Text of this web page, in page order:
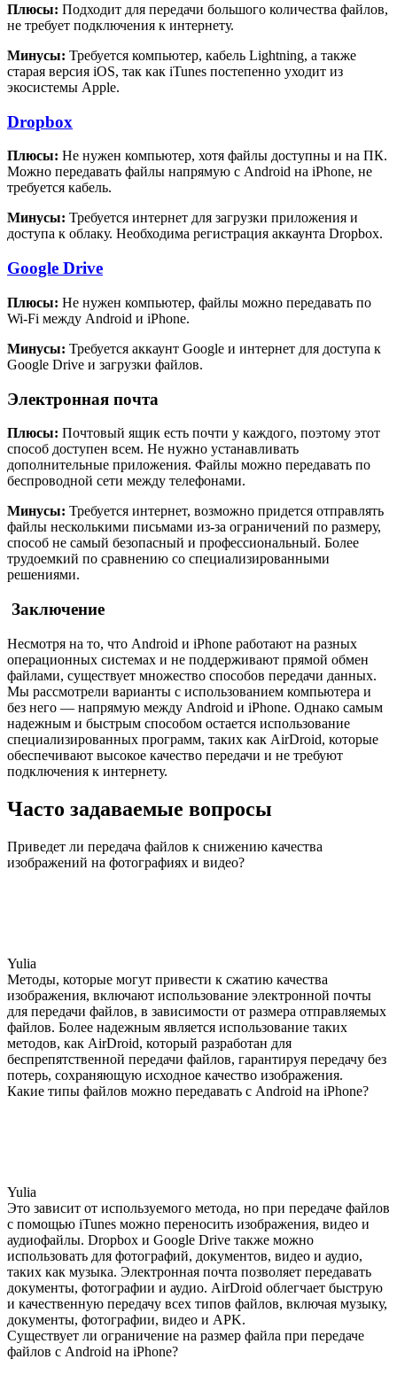
Плюсы: Подходит для передачи большого количества файлов,
не требует подключения к интернету.
Минусы: Требуется компьютер, кабель Lightning, а также
старая версия iOS, так как iTunes постепенно уходит из
экосистемы Apple.
Dropbox
Плюсы: Не нужен компьютер, хотя файлы доступны и на ПК.
Можно передавать файлы напрямую с Android на iPhone, не
требуется кабель.
Минусы: Требуется интернет для загрузки приложения и
доступа к облаку. Необходима регистрация аккаунта Dropbox.
Google Drive
Плюсы: Не нужен компьютер, файлы можно передавать по
Wi-Fi между Android и iPhone.
Минусы: Требуется аккаунт Google и интернет для доступа к
Google Drive и загрузки файлов.
Электронная почта
Плюсы: Почтовый ящик есть почти у каждого, поэтому этот
способ доступен всем. Не нужно устанавливать
дополнительные приложения. Файлы можно передавать по
беспроводной сети между телефонами.
Минусы: Требуется интернет, возможно придется отправлять
файлы несколькими письмами из-за ограничений по размеру,
способ не самый безопасный и профессиональный. Более
трудоемкий по сравнению со специализированными
решениями.
Заключение
Несмотря на то, что Android и iPhone работают на разных
операционных системах и не поддерживают прямой обмен
файлами, существует множество способов передачи данных.
Мы рассмотрели варианты с использованием компьютера и
без него — напрямую между Android и iPhone. Однако самым
надежным и быстрым способом остается использование
специализированных программ, таких как AirDroid, которые
обеспечивают высокое качество передачи и не требуют
подключения к интернету.
Часто задаваемые вопросы
Приведет ли передача файлов к снижению качества
изображений на фотографиях и видео?
Yulia
Методы, которые могут привести к сжатию качества
изображения, включают использование электронной почты
для передачи файлов, в зависимости от размера отправляемых
файлов. Более надежным является использование таких
методов, как AirDroid, который разработан для
беспрепятственной передачи файлов, гарантируя передачу без
потерь, сохраняющую исходное качество изображения.
Какие типы файлов можно передавать с Android на iPhone?
Yulia
Это зависит от используемого метода, но при передаче файлов
с помощью iTunes можно переносить изображения, видео и
аудиофайлы. Dropbox и Google Drive также можно
использовать для фотографий, документов, видео и аудио,
таких как музыка. Электронная почта позволяет передавать
документы, фотографии и аудио. AirDroid облегчает быструю
и качественную передачу всех типов файлов, включая музыку,
документы, фотографии, видео и APK.
Существует ли ограничение на размер файла при передаче
файлов с Android на iPhone?